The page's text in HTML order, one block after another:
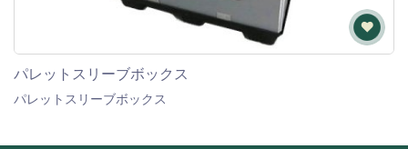
パレットスリーブボックス
パレットスリーブボックス